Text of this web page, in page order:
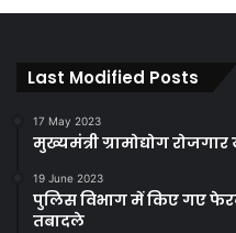
Last Modified Posts
17 May 2023
मुख्यमंत्री ग्रामोद्योग
19 June 2023
पुलिस विभाग में किए गए
तबादले